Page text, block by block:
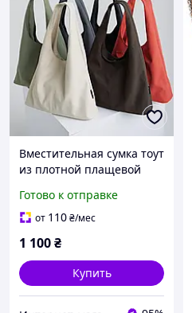
Вместительная сумка тоут
из плотной плащевой
Готово к отправке
от 110₴/мес
1 100₴
Купить